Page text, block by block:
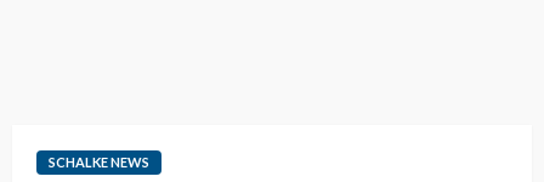
SCHALKE NEWS